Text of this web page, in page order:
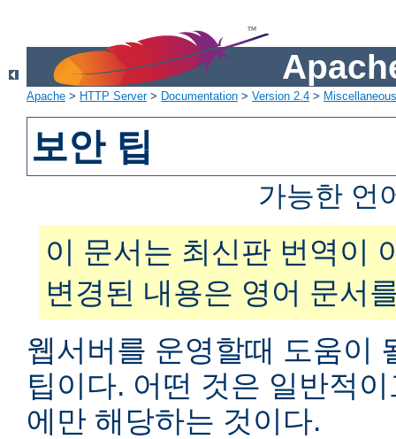
Apache > HTTP Server> Documentation > Version 2.4 >
보안 팁
가능한 언
이 문서는 최신판 번역이
변경된 내용은 영어 문서
웹서버를 운영할때 도움이
팁이다. 어떤 것은 일반적
에만 해당하는 것이다.